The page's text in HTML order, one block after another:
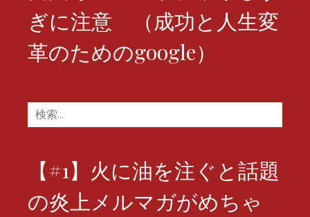
ぎに注意 （成功と人生変
革のためのgoogle）
検
索:
【#1】火に油を注ぐと話題
の炎上メルマガがめちゃ